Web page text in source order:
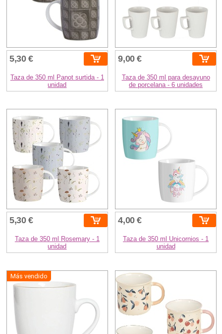
5,30 €
Taza de 350 ml Panot surtida - 1
unidad
9,00 €
Taza de 350 ml para desayuno
de porcelana - 6 unidades
5,30 €
Taza de 350 ml Rosemary - 1
unidad
4,00 €
Taza de 350 ml Unicornios - 1
unidad
Más vendido